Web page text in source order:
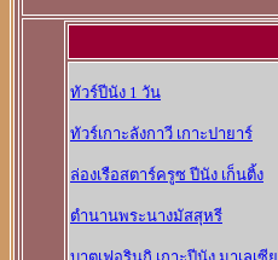
ทัวร์ปีนัง 1 วัน
ทัวร์เกาะลังกาวี เกาะปายาร์
ล่องเรือสตาร์ครูซ ปีนัง เก็นติ้ง
ตำนานพระนางมัสสุหรี